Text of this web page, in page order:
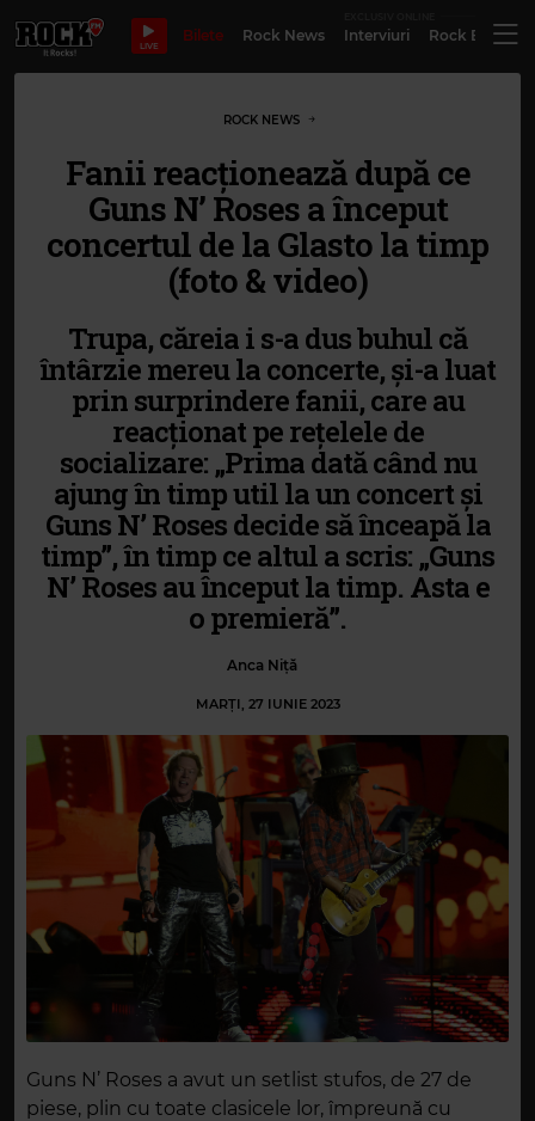
LIVE
Bilete Rock News Interviuri Rock
ROCK NEWS
Fanii reacționează după ce
Guns N’ Roses a început
concertul de la Glasto la timp
(foto & video)
Trupa, căreia i s-a dus buhul că
întârzie mereu la concerte, și-a luat
prin surprindere fanii, care au
reacționat pe rețelele de
socializare: „Prima dată când nu
ajung în timp util la un concert și
Guns N’ Roses decide să înceapă la
timp”, în timp ce altul a scris: „Guns
N’ Roses au început la timp. Asta e
o premieră”.
Anca Niță
MARȚI, 27 IUNIE 2023
Guns N’ Roses a avut un setlist stufos, de 27 de
piese, plin cu toate clasicele lor, împreună cu